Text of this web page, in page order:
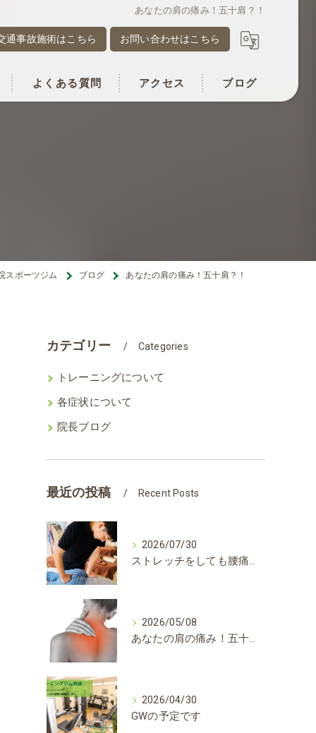
あなたの肩の痛み！五十肩？！
通事故施術はこちら お問い合わせはこちら
よくある質問 アクセス ブログ
スポーツジム ブログ あなたの肩の痛み！五十肩？！
カテゴリー Categories
トレーニングについて
各症状について
院長ブログ
最近の投稿 Recent Posts
2026/07/30
ストレッチをしても腰痛が良くならない理由は？？
2026/05/08
あなたの肩の痛み！五十肩？！
2026/04/30
GWの予定です